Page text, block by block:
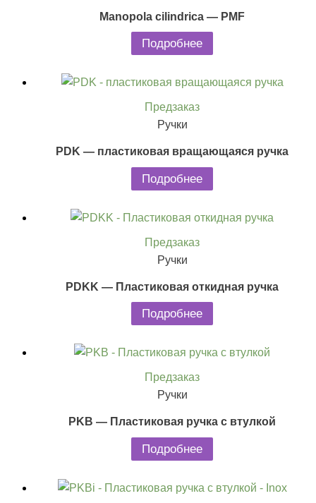
Manopola cilindrica — PMF
Подробнее
Предзаказ
Ручки
PDK — пластиковая вращающаяся ручка
Подробнее
Предзаказ
Ручки
PDKK — Пластиковая откидная ручка
Подробнее
Предзаказ
Ручки
PKB — Пластиковая ручка с втулкой
Подробнее